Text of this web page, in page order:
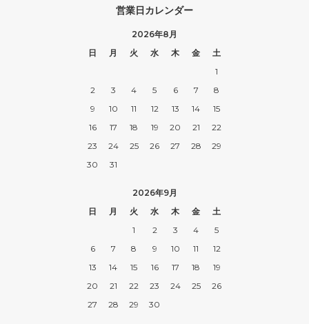
営業日カレンダー
2026年8月
日
月 火 水 木 金
土
1
2
3 4 5 6 7
8
9
10 11 12 13 14
15
16
17 18 19 20 21
22
23
24 25 26 27 28
29
30
31
2026年9月
日
月 火 水 木 金
土
1
2 3 4
5
6
7 8 9 10 11
12
13
14 15 16 17 18
19
20
21 22 23 24 25
26
27
28 29 30